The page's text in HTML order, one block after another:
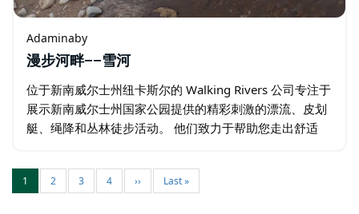
Adaminaby
漫步河畔——雪河
位于新南威尔士州纽卡斯尔的 Walking Rivers 公司专注于
展示新南威尔士州国家公园提供的精彩刺激的漂流、皮划
艇、绳降和丛林徒步活动。 他们致力于帮助您走出舒适
此外…
1 2 3 4 ›› Last »